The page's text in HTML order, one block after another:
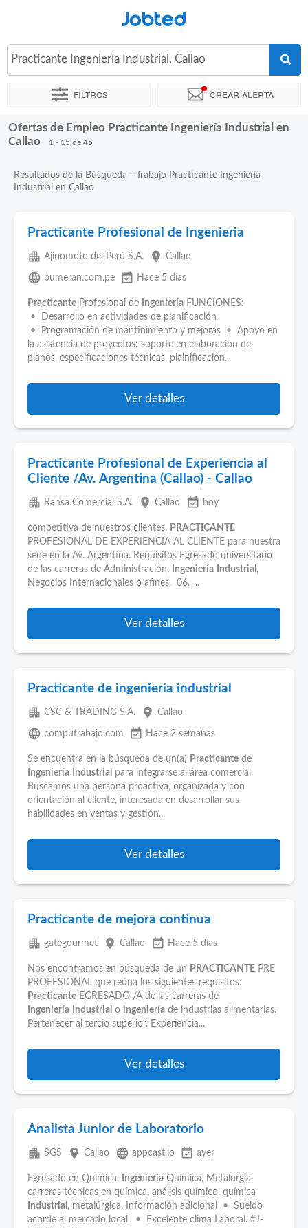
Jobted
Practicante Ingeniería Industrial, Callao
Filtros Crear alerta
Ordenar por Ubicación exacta Empresa Agencia de empleo
Ofertas de Empleo Practicante Ingeniería Industrial en
Callao
1 - 15 de 45
Resultados de la Búsqueda - Trabajo Practicante Ingeniería
Industrial en Callao
Practicante Profesional de Ingenieria
apartment Ajinomoto del Perú S.A. place Callao
language bumeran.com.pe event_available Hace 5 días
Practicante Profesional de Ingeniería FUNCIONES:
• Desarrollo en actividades de planificación
• Programación de mantinimiento y mejoras • Apoyo en
la asistencia de proyectos: soporte en elaboración de
planos, especificaciones técnicas, plainificación...
Ver detalles
Practicante Profesional de Experiencia al
Cliente /Av. Argentina (Callao) - Callao
apartment Ransa Comercial S.A. place Callao event_available hoy
competitiva de nuestros clientes. PRACTICANTE
PROFESIONAL DE EXPERIENCIA AL CLIENTE para nuestra
sede en la Av. Argentina. Requisitos Egresado universitario
de las carreras de Administración,
Ingeniería Industrial ,
Negocios Internacionales o afines. 06. ..
Ver detalles
Practicante de ingeniería industrial
apartment CSC & TRADING S.A. place Callao
language computrabajo.com event_available Hace 2 semanas
Se encuentra en la búsqueda de un(a) Practicante de
Ingeniería
Industrial para integrarse al área comercial.
Buscamos una persona proactiva, organizada y con
orientación al cliente, interesada en desarrollar sus
habilidades en ventas y gestión...
Ver detalles
Practicante de mejora continua
apartment gategourmet place Callao event_available Hace 5 días
Nos encontramos en búsqueda de un PRACTICANTE PRE
PROFESIONAL que reúna los siguientes requisitos:
Practicante EGRESADO /A de las carreras de
Ingeniería
Industrial o ingeniería de industrias alimentarias.
Pertenecer al tercio superior. Experiencia...
Ver detalles
Analista Junior de Laboratorio
apartment SGS place Callao language appcast.io event_available ayer
Egresado en Química, Ingeniería Química, Metalurgia,
carreras técnicas en química, análisis químico, química
Industrial , metalúrgica. Información adicional • Sueldo
acorde al mercado local. • Excelente clima Laboral. #J-